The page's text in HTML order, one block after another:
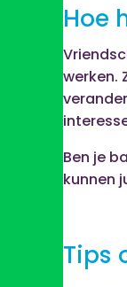
Hoe
werken.
Ben je
kunnen
Tips